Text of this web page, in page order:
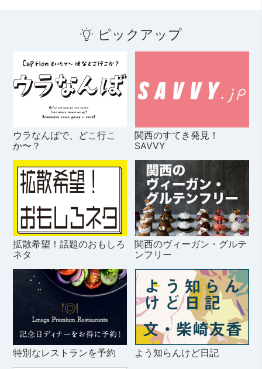
ピックアップ
ウラなんばで、どこ行こ
か〜？
関西のすてき発見！
SAVVY
拡散希望！話題のおもしろ
ネタ
関西のヴィーガン・グルテ
ンフリー
特別なレストランを予約 よう知らんけど日記